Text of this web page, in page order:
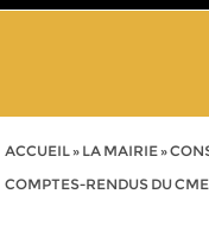
ACCUEIL» LA MAIRIE»
COMPTES-RENDUS DU CME